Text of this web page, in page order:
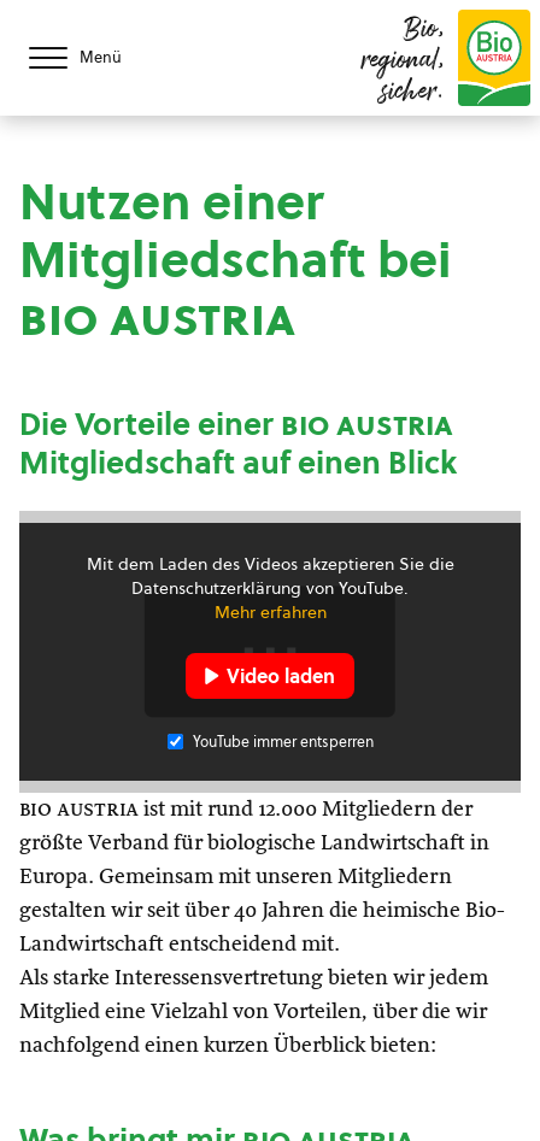
Menü
Bio,
regional,
sicher.
Nutzen einer
Mitgliedschaft bei
bio austria
Die Vorteile einerbio austria
Mitgliedschaft auf einen Blick
Mit dem Laden des Videos akzeptieren Sie die
Datenschutzerklärung von YouTube.
Mehr erfahren
Video laden
YouTube immer entsperren
bio austria ist mit rund 12.000 Mitgliedern der
größte Verband für biologische Landwirtschaft in
Europa. Gemeinsam mit unseren Mitgliedern
gestalten wir seit über 40 Jahren die heimische Bio-
Landwirtschaft entscheidend mit.
Als starke Interessensvertretung bieten wir jedem
Mitglied eine Vielzahl von Vorteilen, über die wir
nachfolgend einen kurzen Überblick bieten: